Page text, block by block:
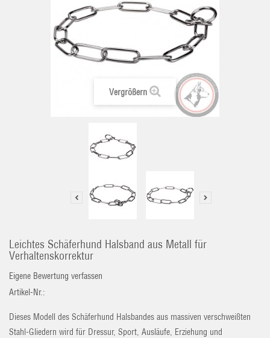
Vergrößern
Leichtes Schäferhund Halsband aus Metall für
Verhaltenskorrektur
Eigene Bewertung verfassen
Artikel-Nr.:
Dieses Modell des Schäferhund Halsbandes aus massiven verschweißten
Stahl-Gliedern wird für Dressur, Sport, Ausläufe, Erziehung und